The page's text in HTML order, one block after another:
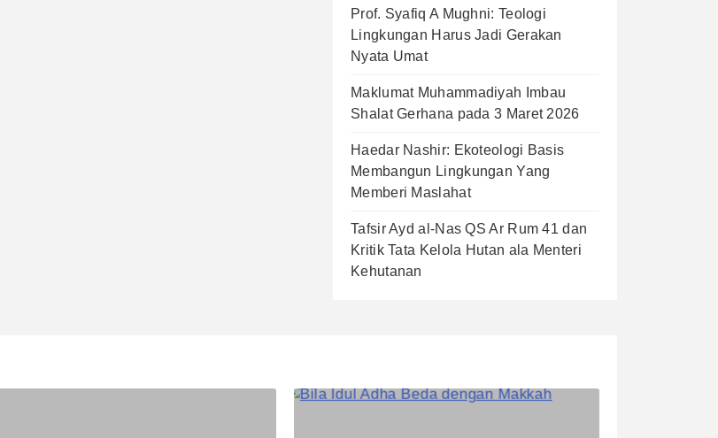
Prof. Syafiq A Mughni: Teologi
Lingkungan Harus Jadi Gerakan
Nyata Umat
Maklumat Muhammadiyah Imbau
Shalat Gerhana pada 3 Maret 2026
Haedar Nashir: Ekoteologi Basis
Membangun Lingkungan Yang
Memberi Maslahat
Tafsir Ayd al-Nas QS Ar Rum 41 dan
Kritik Tata Kelola Hutan ala Menteri
Kehutanan